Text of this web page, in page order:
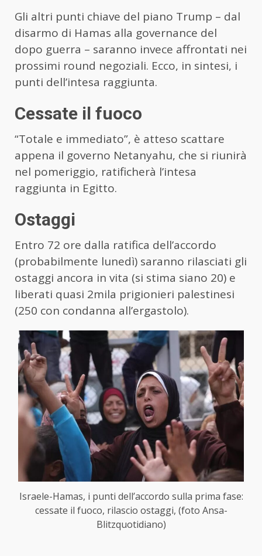
Gli altri punti chiave del piano Trump – dal
disarmo di Hamas alla governance del
dopo guerra – saranno invece affrontati nei
prossimi round negoziali. Ecco, in sintesi, i
punti dell’intesa raggiunta.
Cessate il fuoco
“Totale e immediato”, è atteso scattare
appena il governo Netanyahu, che si riunirà
nel pomeriggio, ratificherà l’intesa
raggiunta in Egitto.
Ostaggi
Entro 72 ore dalla ratifica dell’accordo
(probabilmente lunedì) saranno rilasciati gli
ostaggi ancora in vita (si stima siano 20) e
liberati quasi 2mila prigionieri palestinesi
(250 con condanna all’ergastolo).
Israele-Hamas, i punti dell’accordo sulla prima fase:
cessate il fuoco, rilascio ostaggi, (foto Ansa-
Blitzquotidiano)